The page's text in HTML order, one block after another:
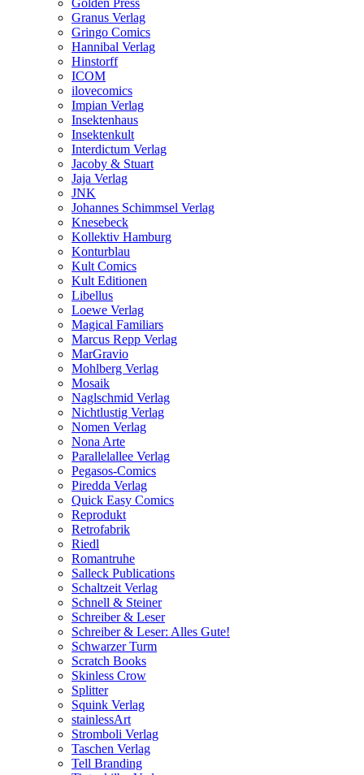
Golden Press
Granus Verlag
Gringo Comics
Hannibal Verlag
Hinstorff
ICOM
ilovecomics
Impian Verlag
Insektenhaus
Insektenkult
Interdictum Verlag
Jacoby & Stuart
Jaja Verlag
JNK
Johannes Schimmsel Verlag
Knesebeck
Kollektiv Hamburg
Konturblau
Kult Comics
Kult Editionen
Libellus
Loewe Verlag
Magical Familiars
Marcus Repp Verlag
MarGravio
Mohlberg Verlag
Mosaik
Naglschmid Verlag
Nichtlustig Verlag
Nomen Verlag
Nona Arte
Parallelallee Verlag
Pegasos-Comics
Piredda Verlag
Quick Easy Comics
Reprodukt
Retrofabrik
Riedl
Romantruhe
Salleck Publications
Schaltzeit Verlag
Schnell & Steiner
Schreiber & Leser
Schreiber & Leser: Alles Gute!
Schwarzer Turm
Scratch Books
Skinless Crow
Splitter
Squink Verlag
stainlessArt
Stromboli Verlag
Taschen Verlag
Tell Branding